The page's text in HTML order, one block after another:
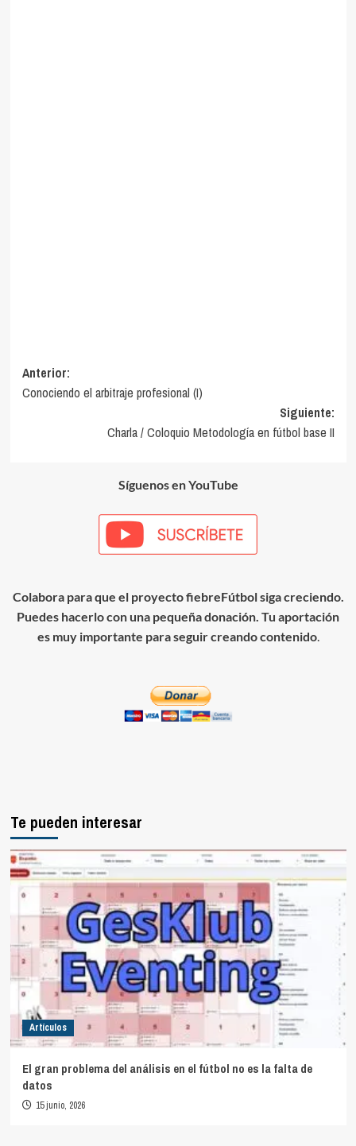
Navegación
de
Anterior:
Conociendo el arbitraje profesional (I)
Siguiente:
Charla / Coloquio Metodología en fútbol base II
Síguenos en YouTube
Colabora para que el proyecto fiebreFútbol siga creciendo.
Puedes hacerlo con una pequeña donación. Tu aportación
es muy importante para seguir creando contenido.
Te pueden interesar
Artículos
El gran problema del análisis en el fútbol no es la falta de
datos
15 junio, 2026